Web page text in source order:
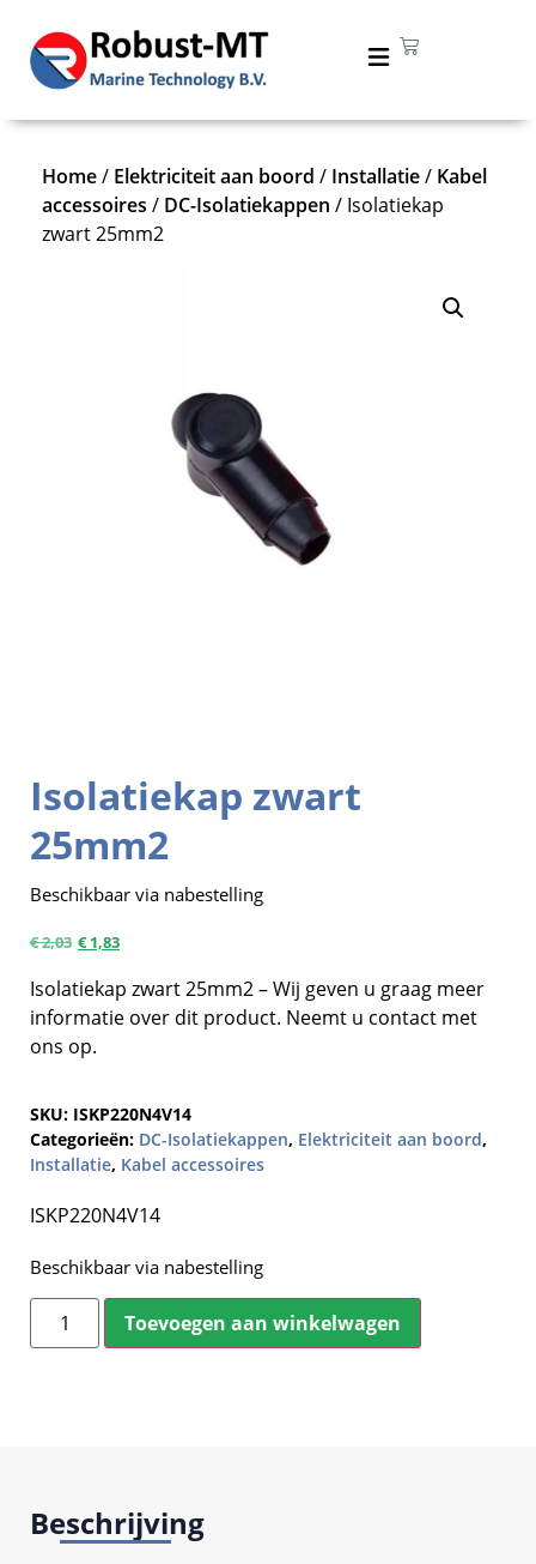
Isolatiekap zwart
25mm2
Beschikbaar via nabestelling
€2,03 €1,83
Isolatiekap zwart 25mm2 – Wij geven u graag meer
informatie over dit product. Neemt u contact met
ons op.
SKU: ISKP220N4V14
Categorieën: DC-Isolatiekappen, Elektriciteit aan boord,
Installatie, Kabel accessoires
ISKP220N4V14
Beschikbaar via nabestelling
Toevoegen aan winkelwagen
Home/ Elektriciteit aan boord / Installatie/ Kabel
accessoires / DC-Isolatiekappen / Isolatiekap
zwart 25mm2
Beschrijving